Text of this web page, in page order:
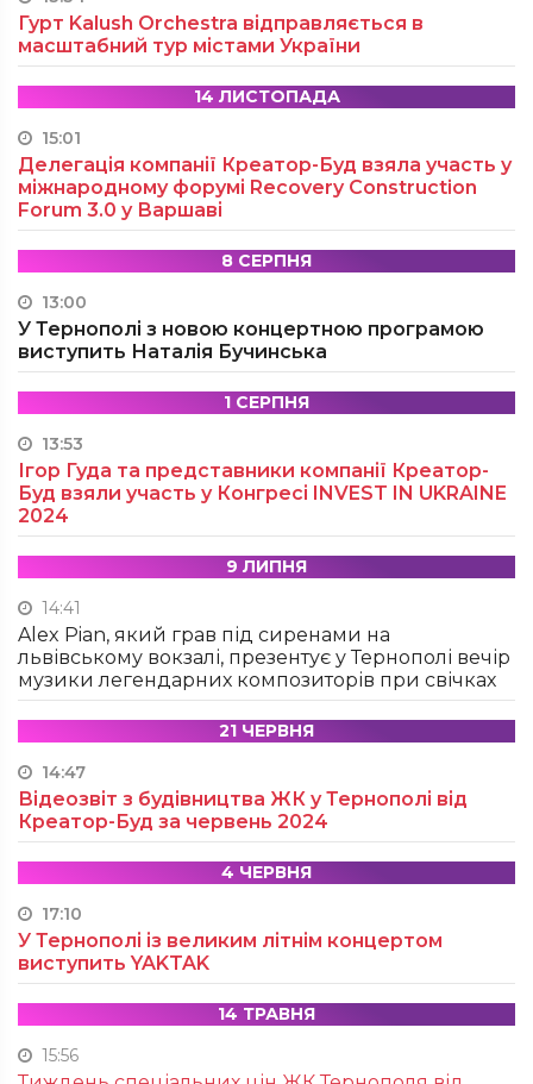
Гурт Kalush Orchestra відправляється в
масштабний тур містами України
14 ЛИСТОПАДА
15:01
Делегація компанії Креатор-Буд взяла участь у
міжнародному форумі Recovery Construction
Forum 3.0 у Варшаві
8 СЕРПНЯ
13:00
У Тернополі з новою концертною програмою
виступить Наталія Бучинська
1 СЕРПНЯ
13:53
Ігор Гуда та представники компанії Креатор-
Буд взяли участь у Конгресі INVEST IN UKRAINE
2024
9 ЛИПНЯ
14:41
Alex Pian, який грав під сиренами на
львівському вокзалі, презентує у Тернополі вечір
музики легендарних композиторів при свічках
21 ЧЕРВНЯ
14:47
Відеозвіт з будівництва ЖК у Тернополі від
Креатор-Буд за червень 2024
4 ЧЕРВНЯ
17:10
У Тернополі із великим літнім концертом
виступить YAKTAK
14 ТРАВНЯ
15:56